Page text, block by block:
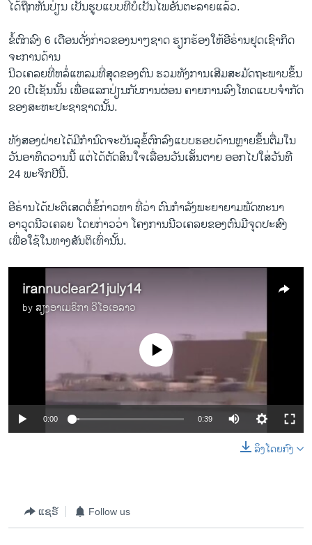
ໄດ້​ຖືກຫັນປ່ຽນ ເປັນ​ຮູບ​ແບບທີ່​ບໍ່​ເປັນ​ໄພ​ອັນຕະລາຍ​ແລ້ວ.
ຂໍ້​ຕົກລົງ​ 6 ​ເດືອນດັ່ງກ່າວຂອງນາໆ​ຊາດ​ ​ຮຽກຮ້ອງ​ໃຫ້​ອີຣ່ານຢຸດ​ເຊົາກິດ​
ຈະ​ການ​ດ້ານ​
ນີວ​ເຄລຍທີ່​ຫລໍ່​ແຫລມ​ທີ່​ສຸດ​ຂອງ​ຕົນ ຮວມທັງການ​ເສີມ​ສະມັດ​ຖະພາບ​ຂຶ້ນ
​20 ​ເປີ​ເຊັນ​ນັ້ນ ​ເພື່ອ​ແລກປ່ຽນ​ກັບ​ການຜ່ອນ ຄາຍ​ການ​ລົງ​ໂທດແບບ​ຈຳກັດ​
ຂອງ​ສະຫະ​ປະຊາ​ຊາດ​ນັ້ນ.
ທັງ​ສອງ​ຝ່າຍ​ໄດ້​ມີ​ກຳນົດ​ຈະ​ບັນລຸ​ຂໍ້​ຕົກລົງແບບຮອບດ້ານ​ຫຼາຍ​ຂຶ້ນ​ຕື່ມ​ໃນ​
ວັນ​ອາທິດ​ວານ​ນີ້ ​ແຕ່​ໄດ້​ຕັດສິນ​ໃຈ​ເລື່ອນ​ວັນ​ເສັ້ນ​ຕາຍ​ ອອກ​ໄປ​ໃສ່​ວັນ​ທີ
24 ພະຈິກ​ປີ​ນີ້.
ອີຣ່ານ​ໄດ້​ປະຕິ​ເສດ​ຕໍ່​ຂໍ້​ກ່າວ​ຫາ ທີ່​ວ່າ ຕົນ​ກຳລັງ​ພະຍາຍາມ​ພັດທະນາ​
ອາວຸດ​ນີວ​ເຄລຍ ​ໂດຍ​ກ່າວ​ວ່າ ​ໂຄງການ​ນີວ​ເຄລຍຂອງ​ຕົນມີ​ຈຸດປະສົງ​
ເພື່ອ​ໃຊ້​ໃນ​ທາງ​ສັນຕິ​ເທົ່າ​ນັ້ນ.
irannuclear21july14
by ສຽງອາເມຣິກາ ວີໂອເອລາວ
No media source currently available
0:00 0:39
ລິງໂດຍກົງ
ແຊຣ໌ Follow us